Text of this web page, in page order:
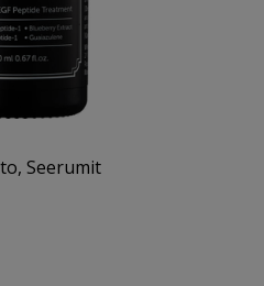
, Seerumit